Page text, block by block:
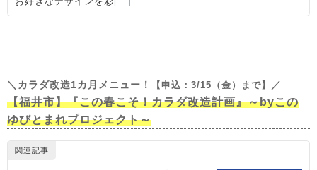
＼カラダ改造1カ月メニュー！ 【申込：3/15（金）まで】 ／
【福井市】『この春こそ！カラダ改造計画』～byこの
ゆびとまれプロジェクト～